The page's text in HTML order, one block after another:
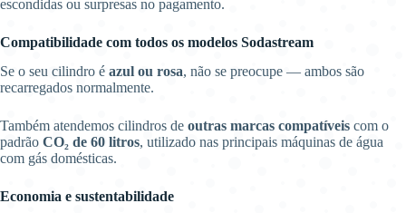
escondidas ou surpresas no pagamento.
Compatibilidade com todos os modelos Sodastream
Se o seu cilindro é azul ou rosa, não se preocupe — ambos são
recarregados normalmente.
Também atendemos cilindros de outras marcas compatíveis com o
padrão CO₂ de 60 litros, utilizado nas principais máquinas de água
com gás domésticas.
Economia e sustentabilidade